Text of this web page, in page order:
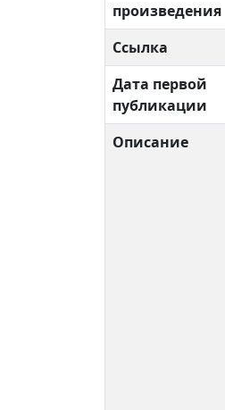
произведения
Ссылка
Дата первой
публикации
Описание